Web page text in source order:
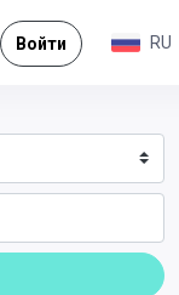
Войти RU